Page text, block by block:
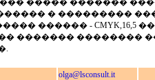
����� �������
� ���������
������ - CMYK,16,5
������� ��������
olga@lsconsult.it